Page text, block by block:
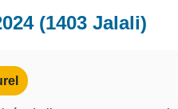
(1403 Jalali)